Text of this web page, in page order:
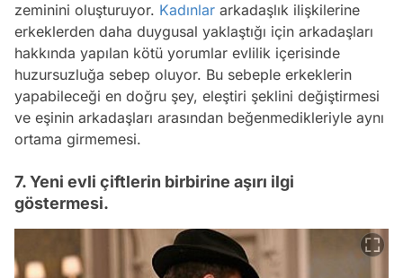
zeminini oluşturuyor. Kadınlar arkadaşlık ilişkilerine
erkeklerden daha duygusal yaklaştığı için arkadaşları
hakkında yapılan kötü yorumlar evlilik içerisinde
huzursuzluğa sebep oluyor. Bu sebeple erkeklerin
yapabileceği en doğru şey, eleştiri şeklini değiştirmesi
ve eşinin arkadaşları arasından beğenmedikleriyle aynı
ortama girmemesi.
7. Yeni evli çiftlerin birbirine aşırı ilgi
göstermesi.